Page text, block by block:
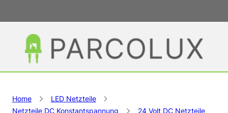
Home
LED Netzteile
Netzteile DC Konstantspannung
24 Volt DC Netzteile